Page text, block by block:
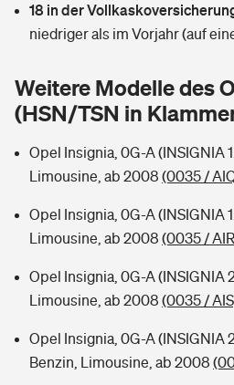
Tools
Hochwasser-Check: Wie gefährdet
Wer versichert was: Jetzt
Sie haben Fragen?
Handyversicherung
Private Cyberversicherung
Musikinstrumentenversicherung
Zur Übersicht
Tools
Kinderunfall-Check: Mehr Sicherheit
Typklassen: So ist Ihr Auto
Sie haben Fragen?
Rentenrechner: Wie viel Geld
18 in der
niedriger als im Vorjahr (auf
Weitere Modelle des
(HSN/TSN in
Opel Insignia, 0G-A (INSIGNIA
Limousine, ab 2008 (0035 /
Opel Insignia, 0G-A (INSIGNIA
Limousine, ab 2008 (0035 /
Opel Insignia, 0G-A (INSIGNIA
Limousine, ab 2008 (0035 /
Opel Insignia, 0G-A (INSIGNIA
Benzin, Limousine, ab 2008